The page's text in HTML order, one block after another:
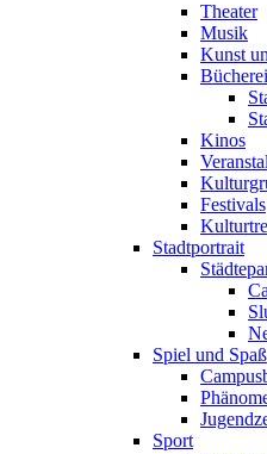
Theater
Musik
Kunst
Kinos
Festivals
Stadtportrait
Spiel und Spaß
Sport